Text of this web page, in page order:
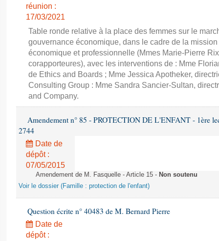
réunion :
17/03/2021
Table ronde relative à la place des femmes sur le
gouvernance économique, dans le cadre de la
économique et professionnelle (Mmes Marie-Pierre
corapporteures), avec les interventions de : Mme
de Ethics and Boards ; Mme Jessica Apotheker,
Consulting Group : Mme Sandra Sancier-Sultan,
and Company.
Amendement n° 85 - PROTECTION DE L'ENFANT - 1ère
2744
Date de
dépôt :
07/05/2015
Amendement de M. Fasquelle - Article 15 - Non soutenu
Voir le dossier (Famille : protection de l'enfant)
Question écrite n° 40483 de M. Bernard Pierre
Date de
dépôt :